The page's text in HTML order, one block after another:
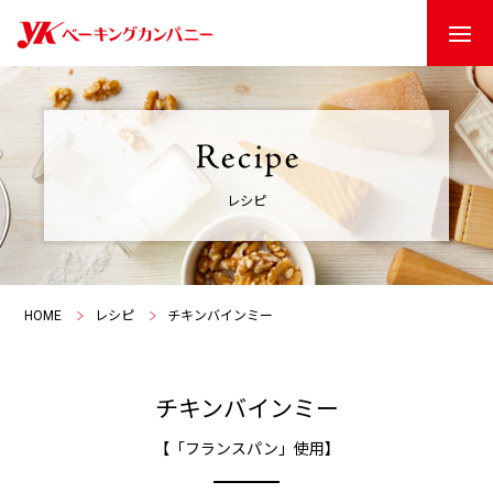
レシピ
HOME レシピ チキンバインミー
チキンバインミー
【「フランスパン」使用】